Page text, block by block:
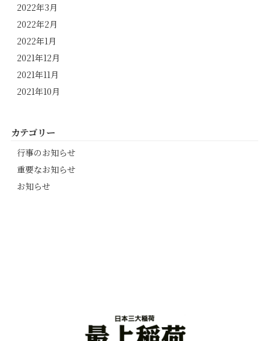
2022年3月
2022年2月
2022年1月
2021年12月
2021年11月
2021年10月
カテゴリー
行事のお知らせ
重要なお知らせ
お知らせ